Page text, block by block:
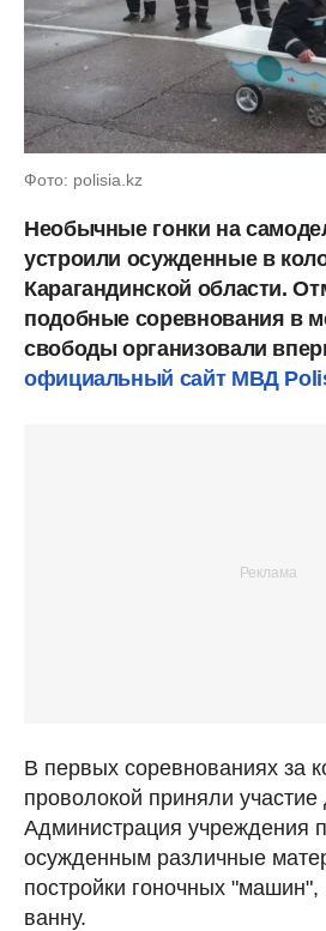
Фото: polisia.kz
Необычные гонки на
устроили осужденные в
Карагандинской области.
подобные соревнования в
свободы организовали
официальный сайт МВД
В первых соревнованиях за
проволокой приняли участие
Администрация учреждения
осужденным различные
постройки гоночных "машин",
ванну.